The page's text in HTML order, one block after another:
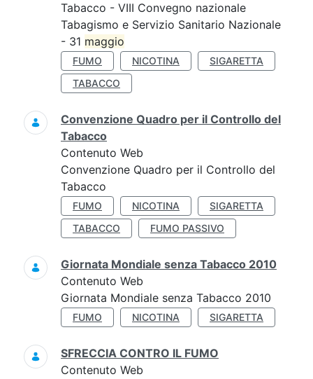
Tabacco - VIII Convegno nazionale
Tabagismo e Servizio Sanitario Nazionale
- 31 maggio
FUMO NICOTINA
SIGARETTA
TABACCO
Convenzione Quadro per il Controllo del
Tabacco
Contenuto Web
Convenzione Quadro per il Controllo del
Tabacco
FUMO NICOTINA
SIGARETTA
TABACCO
FUMO PASSIVO
Giornata Mondiale senza Tabacco 2010
Contenuto Web
Giornata Mondiale senza Tabacco 2010
FUMO NICOTINA SIGARETTA
SFRECCIA CONTRO IL FUMO
Contenuto Web